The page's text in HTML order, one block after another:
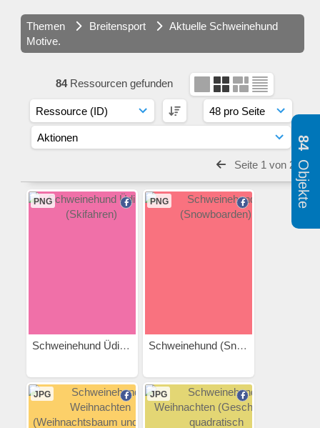
Themen Breitensport
Aktuelle Schweinehund
Motive.
84 Ressourcen gefunden
Seite 1 von 2
PNG
Schweinehund Üdine...
PNG
Schweinehund (Snowboarden)
JPG JPG
84
Objekte